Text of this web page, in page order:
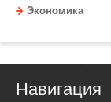
Экономика
Навигация